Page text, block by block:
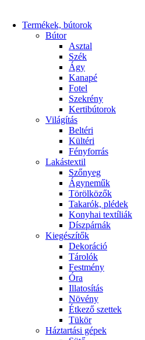
Termékek, bútorok
Bútor
Asztal
Szék
Ágy
Kanapé
Fotel
Szekrény
Kertibútorok
Világítás
Beltéri
Kültéri
Fényforrás
Lakástextil
Szőnyeg
Ágyneműk
Törölközők
Takarók, plédek
Konyhai textíliák
Díszpárnák
Kiegészítők
Dekoráció
Tárolók
Festmény
Óra
Illatosítás
Növény
Étkező szettek
Tükör
Háztartási gépek